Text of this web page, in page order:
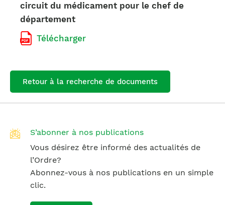
circuit du médicament pour le chef de
département
Télécharger
Retour à la recherche de documents
S’abonner à nos publications
Vous désirez être informé des actualités de
l’Ordre?
Abonnez-vous à nos publications en un simple
clic.